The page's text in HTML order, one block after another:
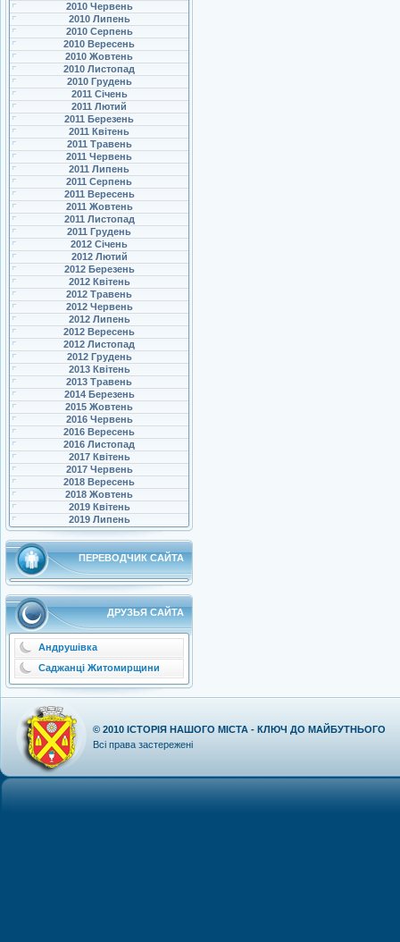
2010 Червень
2010 Липень
2010 Серпень
2010 Вересень
2010 Жовтень
2010 Листопад
2010 Грудень
2011 Січень
2011 Лютий
2011 Березень
2011 Квітень
2011 Травень
2011 Червень
2011 Липень
2011 Серпень
2011 Вересень
2011 Жовтень
2011 Листопад
2011 Грудень
2012 Січень
2012 Лютий
2012 Березень
2012 Квітень
2012 Травень
2012 Червень
2012 Липень
2012 Вересень
2012 Листопад
2012 Грудень
2013 Квітень
2013 Травень
2014 Березень
2015 Жовтень
2016 Червень
2016 Вересень
2016 Листопад
2017 Квітень
2017 Червень
2018 Вересень
2018 Жовтень
2019 Квітень
2019 Липень
ПЕРЕВОДЧИК САЙТА
ДРУЗЬЯ САЙТА
Андрушівка
Саджанці Житомирщини
© 2010 ІСТОРІЯ НАШОГО МІСТА - КЛЮЧ ДО МАЙБУТНЬОГО
Всі права застережені